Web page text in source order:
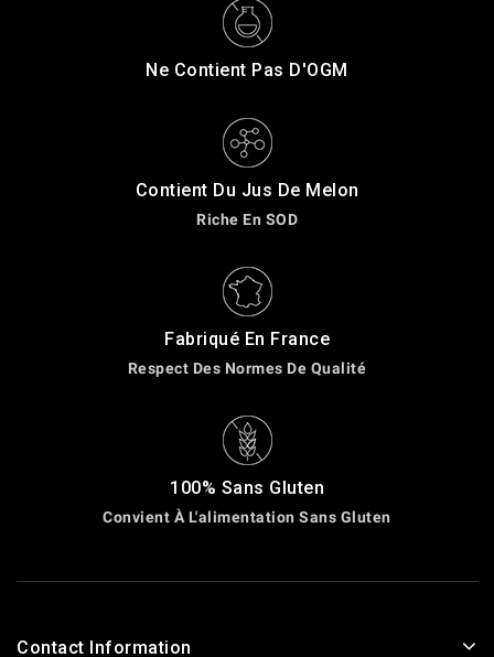
Ne Contient Pas D'OGM
Contient Du Jus De Melon
Riche En SOD
Fabriqué En France
Respect Des Normes De Qualité
100% Sans Gluten
Convient À L'alimentation Sans Gluten
Contact Information